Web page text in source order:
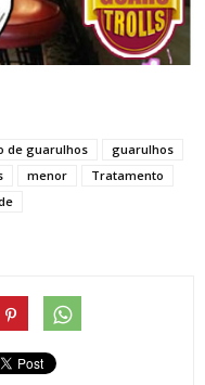
de guarulhos
guarulhos
menor
Tratamento